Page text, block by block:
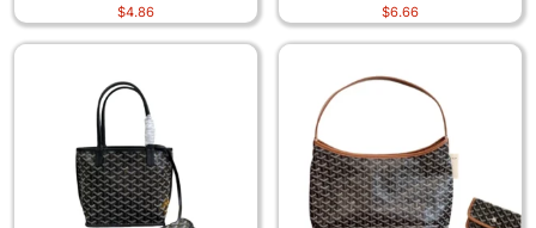
case 0301
$4.86
and neck 7163
$6.66